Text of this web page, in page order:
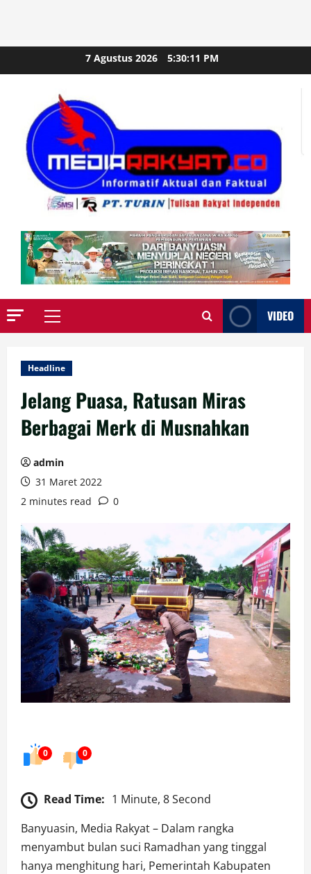
to
7 Agustus 2026 5:30:13 PM
Primary
VIDEO
Headline
Jelang Puasa, Ratusan Miras
Berbagai Merk di Musnahkan
admin
31 Maret 2022
2 minutes read
0
0 0
Read Time: 1 Minute, 8 Second
Banyuasin, Media Rakyat – Dalam rangka
menyambut bulan suci Ramadhan yang tinggal
hanya menghitung hari, Pemerintah Kabupaten